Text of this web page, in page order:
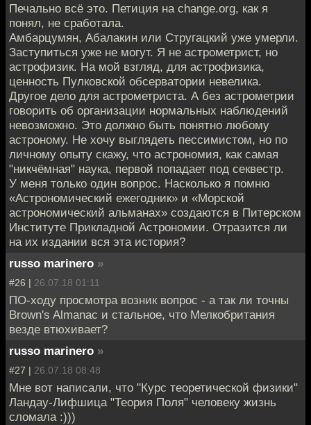
Печально всё это. Петиция на change.org, как я
понял, не сработала.
Амбарцумян, Абалакин или Стругацкий уже умерли.
Заступиться уже не могут. Я не астрометрист, но
астрофизик. На мой взгляд, для астрофизика,
ценность Пулковской обсерватории невелика.
Другое дело для астрометриста. А без астрометрии
говорить об организации нормальных наблюдений
невозможно. Это должно быть понятно любому
астроному. Не хочу выглядеть пессимистом, но по
личному опыту скажу, что астрономия, как самая
"никчёмная" наука, первой попадает под секвестр.
У меня только один вопрос. Насколько я помню
«Астрономический ежегодник» и «Морской
астрономический альманах» создаются в Питерском
Институте Прикладной Астрономии. Отразится ли
на их издании вся эта история?
russo marinero »
#26 | 26.07.18 01:11
ПО-ходу просмотра возник вопрос - а так ли точны
Brown's Almanac и стальное, что Мелкобритания
везде втюхивает?
russo marinero »
#27 | 26.07.18 08:48
Мне вот написали, что "Курс теоретической физики"
Ландау-Лифшица "Теория Поля" человеку жизнь
сломала :)))